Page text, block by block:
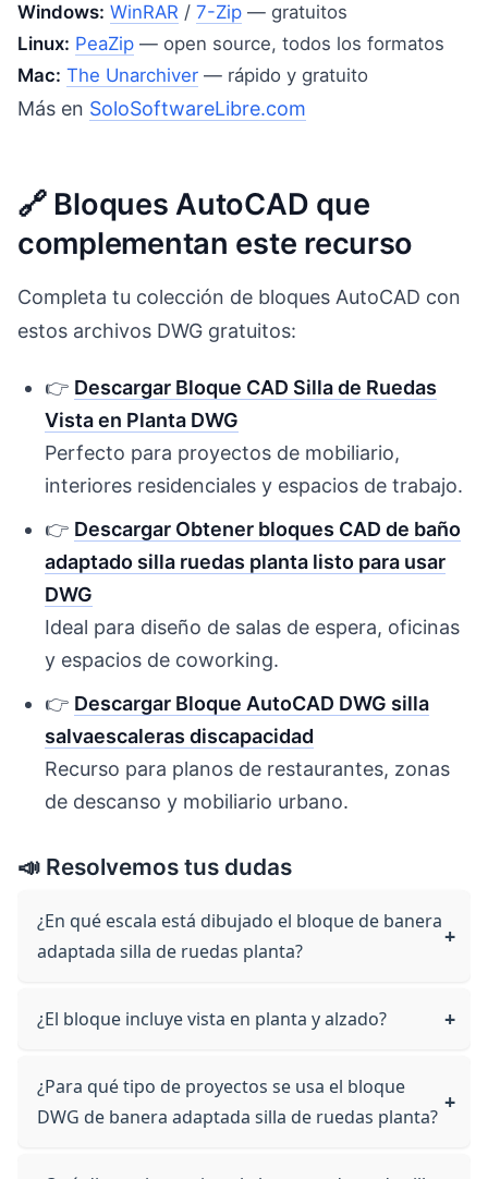
Windows: WinRAR / 7-Zip — gratuitos
Linux: PeaZip — open source, todos los formatos
Mac: The Unarchiver — rápido y gratuito
Más en SoloSoftwareLibre.com
🔗 Bloques AutoCAD que
complementan este recurso
Completa tu colección de bloques AutoCAD con
estos archivos DWG gratuitos:
👉 Descargar Bloque CAD Silla de Ruedas
Vista en Planta DWG
Perfecto para proyectos de mobiliario,
interiores residenciales y espacios de trabajo.
👉 Descargar Obtener bloques CAD de baño
adaptado silla ruedas planta listo para usar
DWG
Ideal para diseño de salas de espera, oficinas
y espacios de coworking.
👉 Descargar Bloque AutoCAD DWG silla
salvaescaleras discapacidad
Recurso para planos de restaurantes, zonas
de descanso y mobiliario urbano.
📣 Resolvemos tus dudas
¿En qué escala está dibujado el bloque de banera
adaptada silla de ruedas planta?
¿El bloque incluye vista en planta y alzado?
¿Para qué tipo de proyectos se usa el bloque
DWG de banera adaptada silla de ruedas planta?